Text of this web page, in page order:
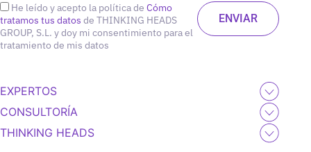
He leído y acepto la política de Cómo
tratamos tus datos de THINKING HEADS
GROUP, S.L. y doy mi consentimiento para el
tratamiento de mis datos
EXPERTOS
CONSULTORÍA
THINKING HEADS